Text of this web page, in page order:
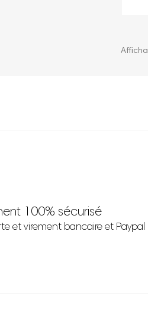
100% sécurisé
et virement bancaire et Paypal